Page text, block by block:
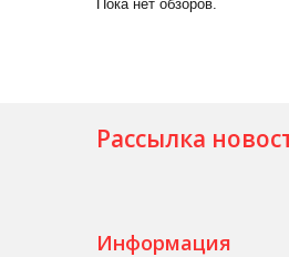
Пока нет обзоров.
Рассылка
Информация